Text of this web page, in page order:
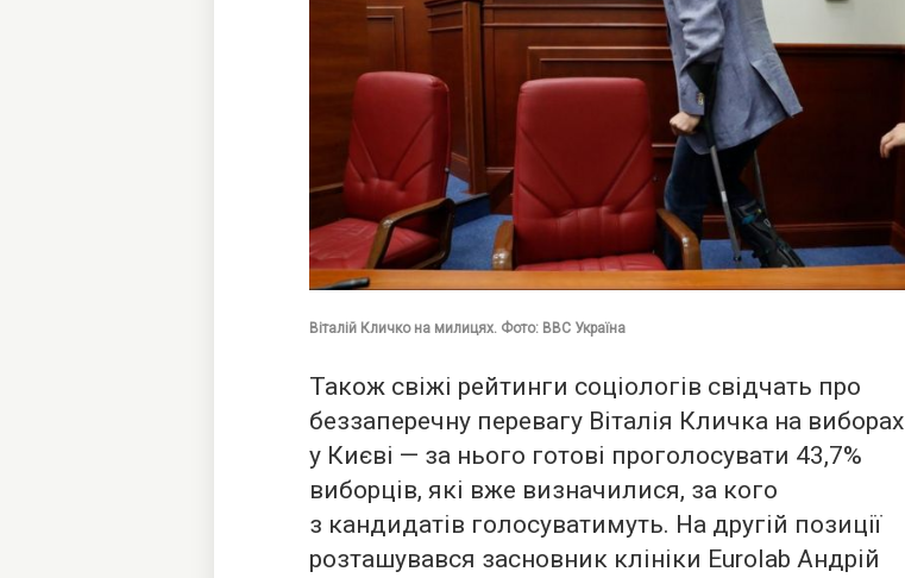
Віталій Кличко на милицях. Фото: BBC Україна
Також свіжі рейтинги соціологів свідчать про
беззаперечну перевагу Віталія Кличка на виборах
у Києві — за нього готові проголосувати 43,7%
виборців, які вже визначилися, за кого
з кандидатів голосуватимуть. На другій позиції
розташувався засновник клініки Eurolab Андрій